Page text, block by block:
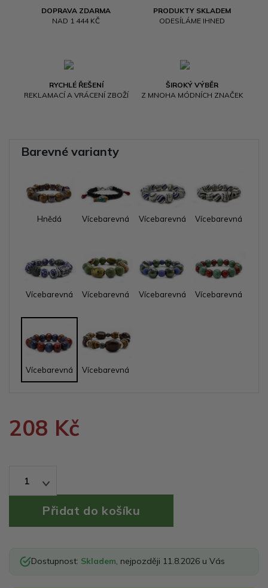
DOPRAVA ZDARMA
NAD 1 444 KČ
PRODUKTY SKLADEM
ODESÍLÁME IHNED
RYCHLÉ ŘEŠENÍ
REKLAMACÍ A VRÁCENÍ ZBOŽÍ
ŠIROKÝ VÝBĚR
Z MNOHA MÓDNÍCH ZNAČEK
Barevné varianty
Hnědá Vícebarevná Vícebarevná Vícebarevná
Vícebarevná Vícebarevná Vícebarevná Vícebarevná
Vícebarevná Vícebarevná
208 Kč
1
Dostupnost: Skladem, nejpozději 11.8.2026 u Vás